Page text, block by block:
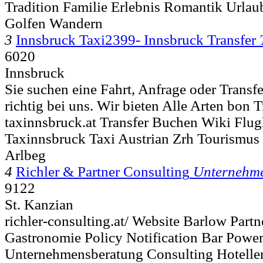
Tradition Familie Erlebnis Romantik
Golfen Wandern
3 Innsbruck Taxi2399- Innsbruck Transfer
6020
Innsbruck
Sie suchen eine Fahrt, Anfrage oder
richtig bei uns. Wir bieten Alle Arten bon
taxinnsbruck.at Transfer Buchen Wiki
Taxinnsbruck Taxi Austrian Zrh
Arlbeg
4 Richler & Partner Consulting
9122
St. Kanzian
richler-consulting.at/ Website Barlow
Gastronomie Policy Notification Bar
Unternehmensberatung Consulting